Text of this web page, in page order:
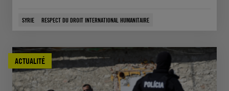
SYRIE RESPECT DU DROIT INTERNATIONAL HUMANITAIRE
ACTUALITÉ